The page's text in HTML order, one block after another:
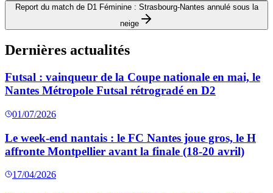
Report du match de D1 Féminine : Strasbourg-Nantes annulé sous la
neige
Dernières actualités
Futsal : vainqueur de la Coupe nationale en mai, le
Nantes Métropole Futsal rétrogradé en D2
01/07/2026
Le week-end nantais : le FC Nantes joue gros, le H
affronte Montpellier avant la finale (18-20 avril)
17/04/2026